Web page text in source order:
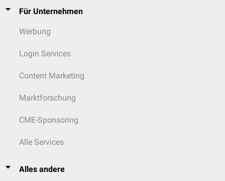
Für Unternehmen
Werbung
Login Services
Content Marketing
Marktforschung
CME-Sponsoring
Alle Services
Alles andere